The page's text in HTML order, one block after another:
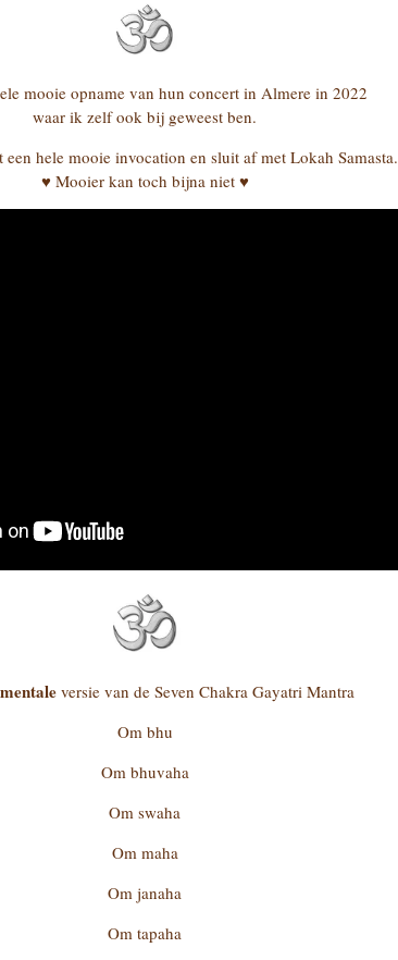
mooie opname van hun concert in Almere in 2022
waar ik zelf ook bij geweest ben.
een hele mooie invocation en sluit af met Lokah Samasta.
♥ Mooier kan toch bijna niet ♥
versie van de Seven Chakra Gayatri Mantra
Om bhu
Om bhuvaha
Om swaha
Om maha
Om janaha
Om tapaha